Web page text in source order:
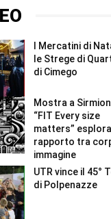
I Mercatini di
le Strege di
di Cimego
Mostra a
“FIT Every size
matters” esplora
rapporto tra
immagine
UTR vince il 45°
di Polpenazze